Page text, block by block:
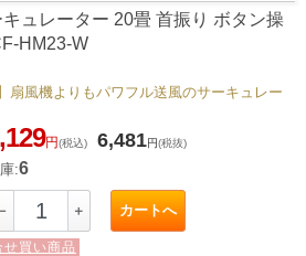
ュレーター 20畳 首振り ボタン操
HM23-W
扇風機よりもパワフル送風のサーキュレー
円(税込) 6,481円(税抜)
:6
－ ＋ カートへ
せ買い商品